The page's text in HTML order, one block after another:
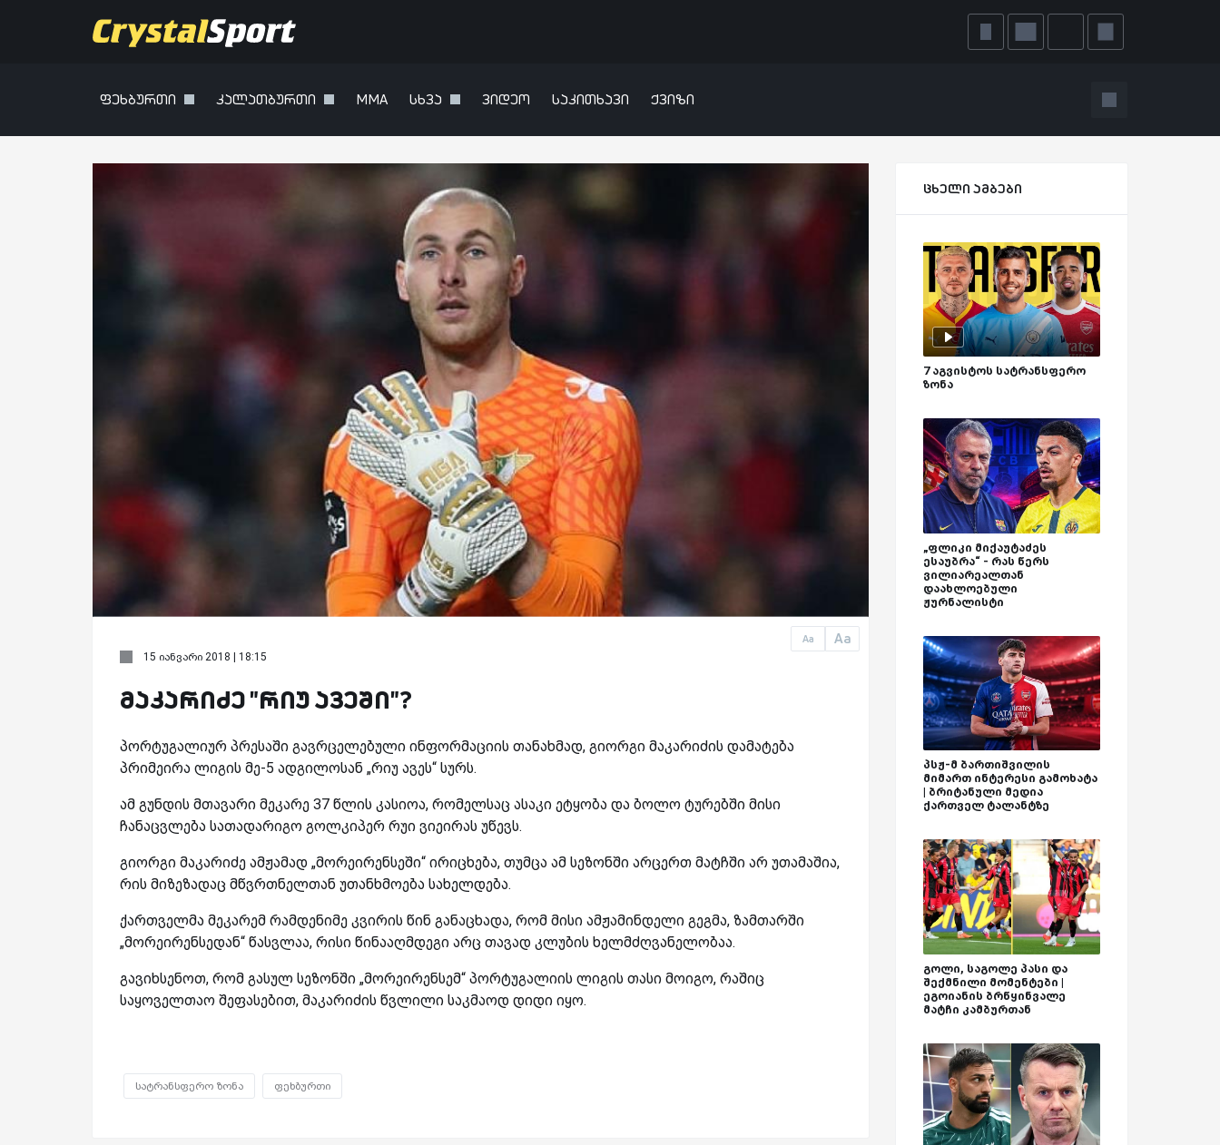
ფეხბურთი კალათბურთი MMA სხვა ვიდეო საკითხავი ქვიზი
Aa Aa
15 იანვარი 2018 | 18:15
მაკარიძე "რიუ ავეში"?
პორტუგალიურ პრესაში გავრცელებული ინფორმაციის თანახმად, გიორგი მაკარიძის დამატება
პრიმეირა ლიგის მე-5 ადგილოსან „რიუ ავეს“ სურს.
ამ გუნდის მთავარი მეკარე 37 წლის კასიოა, რომელსაც ასაკი ეტყობა და ბოლო ტურებში მისი
ჩანაცვლება სათადარიგო გოლკიპერ რუი ვიეირას უწევს.
გიორგი მაკარიძე ამჟამად „მორეირენსეში“ ირიცხება, თუმცა ამ სეზონში არცერთ მატჩში არ უთამაშია,
რის მიზეზადაც მწვრთნელთან უთანხმოება სახელდება.
ქართველმა მეკარემ რამდენიმე კვირის წინ განაცხადა, რომ მისი ამჟამინდელი გეგმა, ზამთარში
„მორეირენსედან“ წასვლაა, რისი წინააღმდეგი არც თავად კლუბის ხელმძღვანელობაა.
გავიხსენოთ, რომ გასულ სეზონში „მორეირენსემ“ პორტუგალიის ლიგის თასი მოიგო, რაშიც
საყოველთაო შეფასებით, მაკარიძის წვლილი საკმაოდ დიდი იყო.
სატრანსფერო ზონა ფეხბურთი
ცხელი ამბები
7 აგვისტოს სატრანსფერო
ზონა
„ფლიკი მიქაუტაძეს
ესაუბრა“ - რას წერს
ვილიარეალთან
დაახლოებული
ჟურნალისტი
პსჟ-მ ბართიშვილის
მიმართ ინტერესი გამოხატა
| ბრიტანული მედია
ქართველ ტალანტზე
გოლი, საგოლე პასი და
შექმნილი მომენტები |
ეგოიანის ბრწყინვალე
მატჩი კამბურთან